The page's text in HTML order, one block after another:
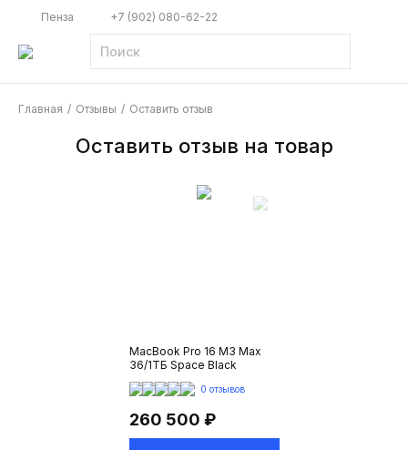
Пенза +7 (902) 080-62-22
Главная / Отзывы / Оставить отзыв
Оставить отзыв на товар
MacBook Pro 16 M3 Max
36/1TБ Space Black
0 отзывов
260 500 ₽